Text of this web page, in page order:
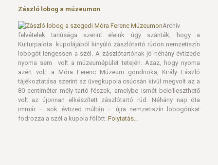
Zászló lobog a múzeumon
Archív
felvételek tanúsága szerint eleink úgy szánták, hogy a
Kulturpalota kupolájából kinyúló zászlótartó rúdon nemzetiszín
lobogót lengessen a szél. A zászlótartónak jó néhány évtizede
nyoma sem volt a múzeumépület tetején. Azaz, hogy nyoma
azért volt: a Móra Ferenc Múzeum gondnoka, Király László
tájékoztatása szerint az üvegkupola csúcsán kívül megvolt az a
80 centiméter mély tartó-fészek, amelybe ismét beleilleszthető
volt az újonnan elkészített zászlótartó rúd. Néhány nap óta
immár – sok évtized múltán – újra nemzetiszín lobogónkat
fodrozza a szél a kupola fölött. Folytatás…